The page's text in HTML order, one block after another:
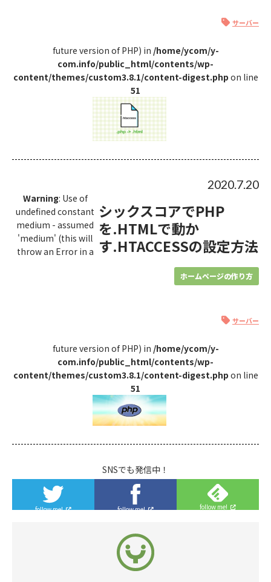
サーバー
future version of PHP) in /home/ycom/y-
com.info/public_html/contents/wp-
content/themes/custom3.8.1/content-digest.php on line
51
2020.7.20
シックスコアでPHP
を.HTMLで動か
す.HTACCESSの設定方法
ホームページの作り方
サーバー
Warning: Use of
undefined constant
medium - assumed
'medium' (this will
throw an Error in a
future version of PHP) in /home/ycom/y-
com.info/public_html/contents/wp-
content/themes/custom3.8.1/content-digest.php on line
51
SNSでも発信中！
follow me! follow me! follow me!